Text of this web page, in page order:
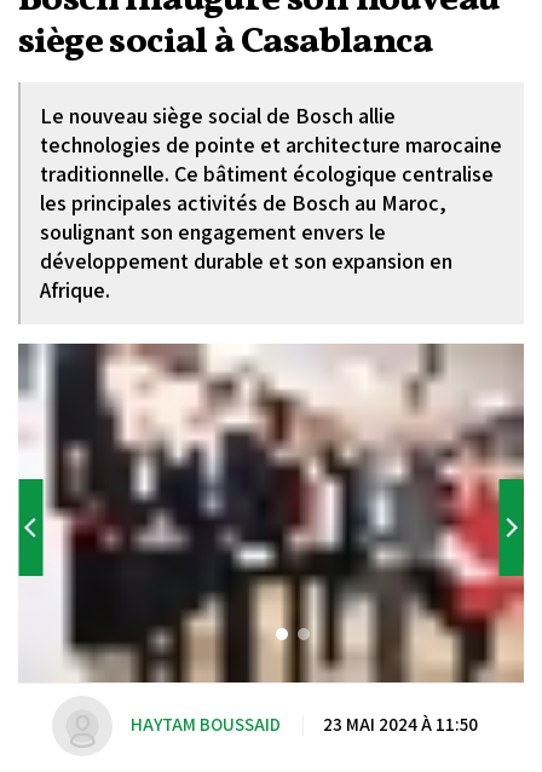
siège social à Casablanca
Le nouveau siège social de Bosch allie
technologies de pointe et architecture marocaine
traditionnelle. Ce bâtiment écologique centralise
les principales activités de Bosch au Maroc,
soulignant son engagement envers le
développement durable et son expansion en
Afrique.
HAYTAM BOUSSAID 23 MAI 2024 À 11:50